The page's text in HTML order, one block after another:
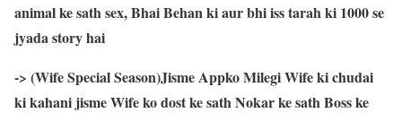
animal ke sath sex, Bhai Behan ki aur bhi iss tarah ki 1000 se
jyada story hai
-> (Wife Special Season)Jisme Appko Milegi Wife ki chudai
ki kahani jisme Wife ko dost ke sath Nokar ke sath Boss ke